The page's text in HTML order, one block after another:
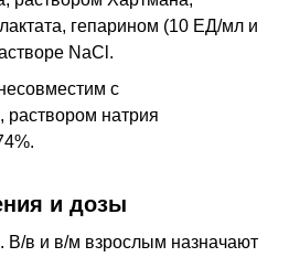
гепарином (10 ЕД/мл и
NaCl.
с
раствором натрия
и дозы
В/в и в/м взрослым назначают